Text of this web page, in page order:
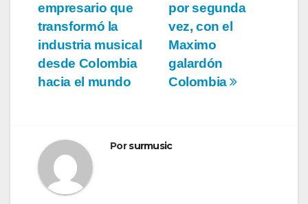
entradas
por segunda
vez, con el
Maximo
galardón
Colombia
empresario que
transformó la
industria musical
desde Colombia
hacia el mundo
Porsurmusic